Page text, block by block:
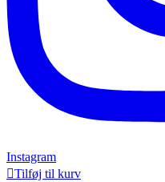
Instagram
Tilføj til kurv